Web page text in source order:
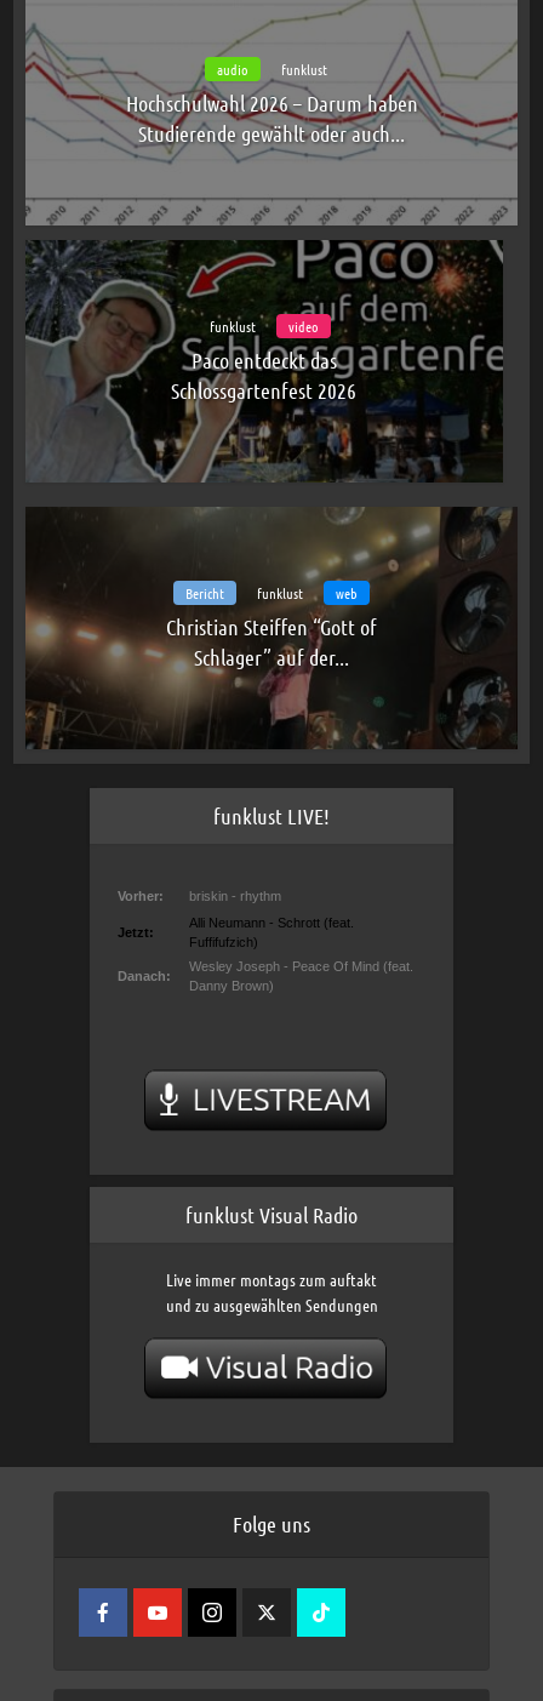
audio funklust
Hochschulwahl 2026 – Darum haben
Studierende gewählt oder auch...
funklust video
Paco entdeckt das
Schlossgartenfest 2026
Bericht funklust web
Christian Steiffen “Gott of
Schlager” auf der...
funklust LIVE!
funklust Visual Radio
Live immer montags zum auftakt
und zu ausgewählten Sendungen
Folge uns